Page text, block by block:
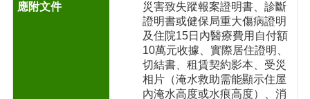
災害致失蹤報案證明書、診斷
證明書或健保局重大傷病證明
及住院15日內醫療費用自付額
10萬元收據、實際居住證明、
切結書、租賃契約影本、受災
相片（淹水救助需能顯示住屋
內淹水高度或水痕高度）、消